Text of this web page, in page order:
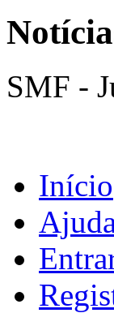
SMF -
Início